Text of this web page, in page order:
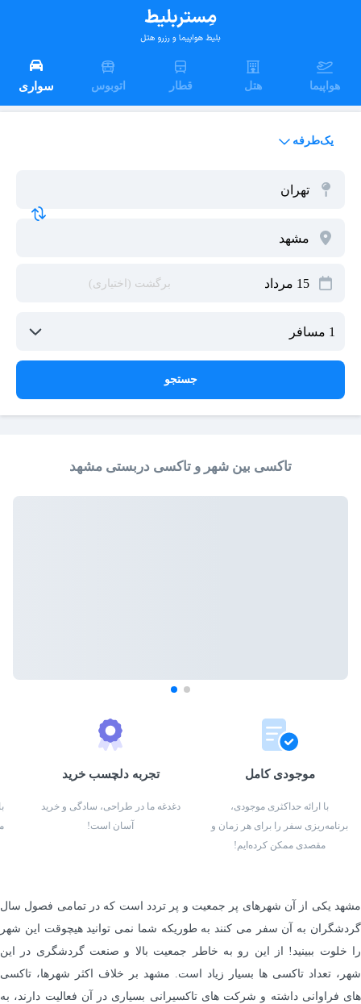
هواپیما هتل قطار اتوبوس سواری
یک‌طرفه
جستجو
تاکسی بین شهر و تاکسی دربستی مشهد
موجودی کامل
با ارائه حداکثری موجودی،
برنامه‌ریزی سفر را برای هر زمان و
مقصدی ممکن کرده‌ایم!
تجربه دلچسب خرید
دغدغه ما در طراحی، سادگی و خرید
آسان است!
مشهد یکی از آن شهرهای پر جمعیت و پر تردد است که در تمامی فصول سال
گردشگران به آن سفر می کنند به طوریکه شما نمی توانید هیچوقت این شهر
را خلوت ببینید! از این رو به خاطر جمعیت بالا و صنعت گردشگری در این
شهر، تعداد تاکسی ها بسیار زیاد است. مشهد بر خلاف اکثر شهرها، تاکسی
های فراوانی داشته و شرکت های تاکسیرانی بسیاری در آن فعالیت دارند، به